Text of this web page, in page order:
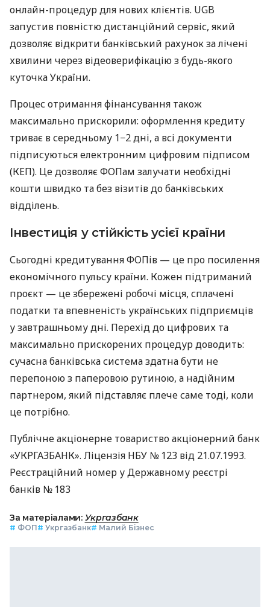
онлайн-процедур для нових клієнтів. UGB
запустив повністю дистанційний сервіс, який
дозволяє відкрити банківський рахунок за лічені
хвилини через відеоверифікацію з будь-якого
куточка України.
Процес отримання фінансування також
максимально прискорили: оформлення кредиту
триває в середньому 1−2 дні, а всі документи
підписуються електронним цифровим підписом
(КЕП). Це дозволяє ФОПам залучати необхідні
кошти швидко та без візитів до банківських
відділень.
Інвестиція у стійкість усієї країни
Сьогодні кредитування ФОПів — це про посилення
економічного пульсу країни. Кожен підтриманий
проєкт — це збережені робочі місця, сплачені
податки та впевненість українських підприємців
у завтрашньому дні. Перехід до цифрових та
максимально прискорених процедур доводить:
сучасна банківська система здатна бути не
перепоною з паперовою рутиною, а надійним
партнером, який підставляє плече саме тоді, коли
це потрібно.
Публічне акціонерне товариство акціонерний банк
«УКРГАЗБАНК». Ліцензія НБУ № 123 від 21.07.1993.
Реєстраційний номер у Державному реєстрі
банків № 183
За матеріалами: Укргазбанк
# ФОП# Укргазбанк# Малий Бізнес